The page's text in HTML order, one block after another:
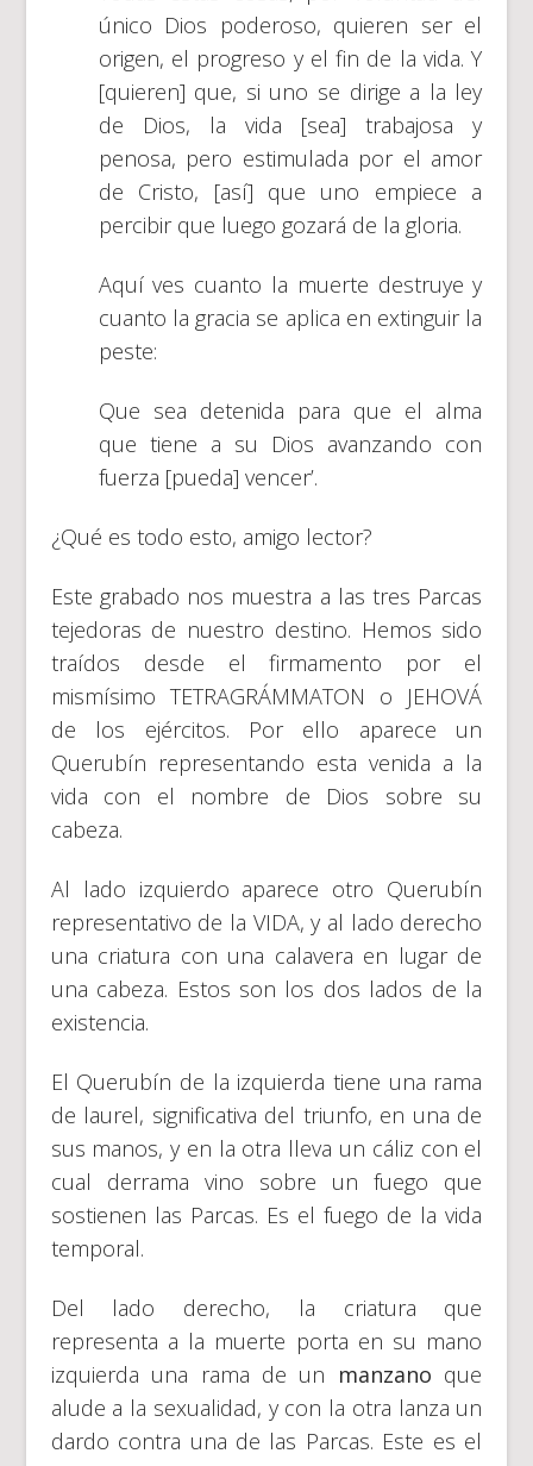
único Dios poderoso, quieren ser el
origen, el progreso y el fin de la vida. Y
[quieren] que, si uno se dirige a la ley
de Dios, la vida [sea] trabajosa y
penosa, pero estimulada por el amor
de Cristo, [así] que uno empiece a
percibir que luego gozará de la gloria.
Aquí ves cuanto la muerte destruye y
cuanto la gracia se aplica en extinguir la
peste:
Que sea detenida para que el alma
que tiene a su Dios avanzando con
fuerza [pueda] vencer’.
¿Qué es todo esto, amigo lector?
Este grabado nos muestra a las tres Parcas
tejedoras de nuestro destino. Hemos sido
traídos desde el firmamento por el
mismísimo TETRAGRÁMMATON o JEHOVÁ
de los ejércitos. Por ello aparece un
Querubín representando esta venida a la
vida con el nombre de Dios sobre su
cabeza.
Al lado izquierdo aparece otro Querubín
representativo de la VIDA, y al lado derecho
una criatura con una calavera en lugar de
una cabeza. Estos son los dos lados de la
existencia.
El Querubín de la izquierda tiene una rama
de laurel, significativa del triunfo, en una de
sus manos, y en la otra lleva un cáliz con el
cual derrama vino sobre un fuego que
sostienen las Parcas. Es el fuego de la vida
temporal.
Del lado derecho, la criatura que
representa a la muerte porta en su mano
izquierda una rama de un manzano que
alude a la sexualidad, y con la otra lanza un
dardo contra una de las Parcas. Este es el